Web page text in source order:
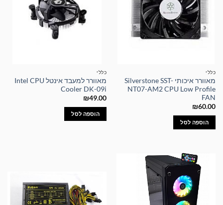
כללי
מאוורר איכותי Silverstone SST-
NT07-AM2 CPU Low Profile
FAN
₪60.00
הוספה לסל
כללי
מאוורר למעבד אינטל Intel CPU
Cooler DK-09i
₪49.00
הוספה לסל